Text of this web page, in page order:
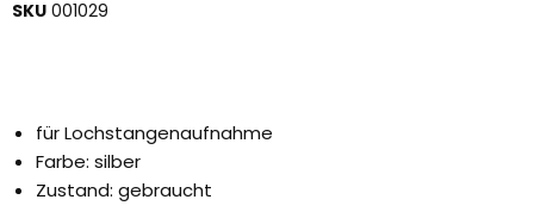
SKU 001029
für Lochstangenaufnahme
Farbe: silber
Zustand: gebraucht